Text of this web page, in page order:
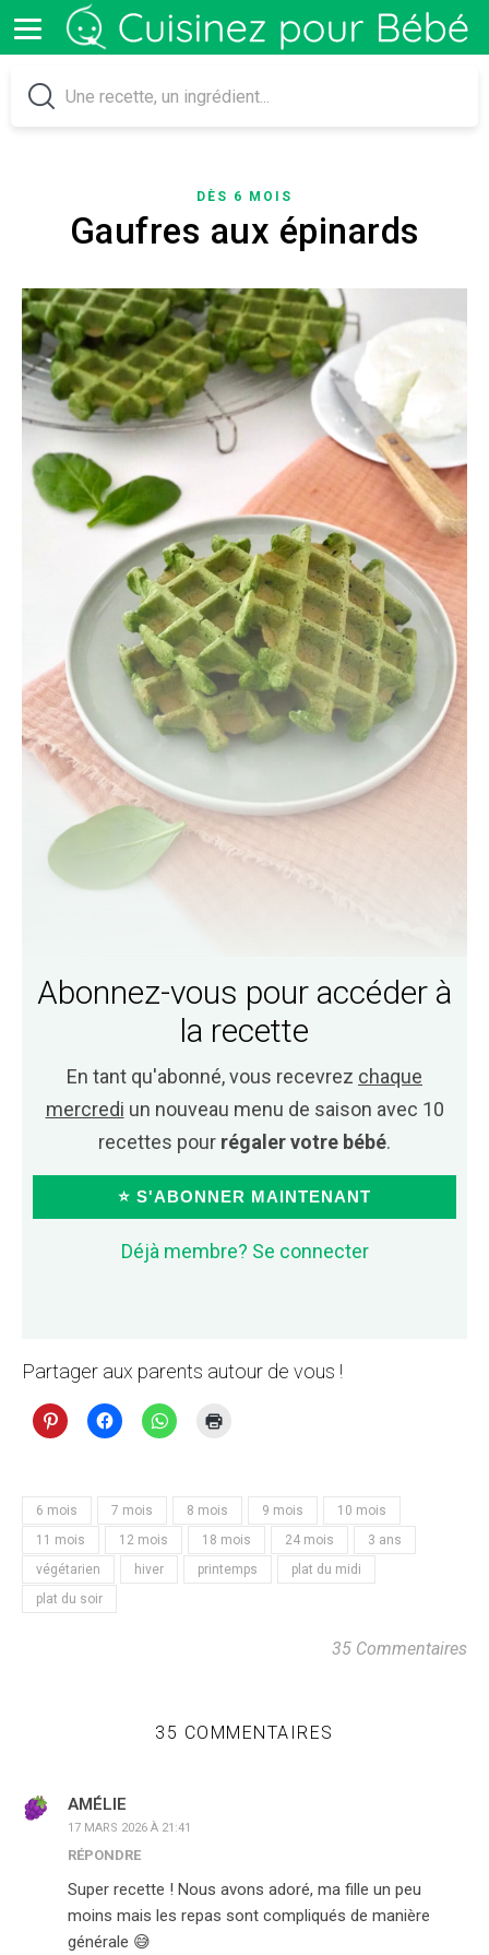
DÈS 6 MOIS
Gaufres aux épinards
Abonnez-vous pour accéder à
la recette
En tant qu'abonné, vous recevrez chaque
mercredi un nouveau menu de saison avec 10
recettes pour régaler votre bébé.
⭐ S'ABONNER MAINTENANT
Déjà membre? Se connecter
Partager aux parents autour de vous !
6 mois 7 mois 8 mois 9 mois
10 mois
11 mois
12 mois 18 mois 24 mois
3 ans
végétarien
hiver printemps
plat du midi
plat du soir
35 Commentaires
35 COMMENTAIRES
AMÉLIE
17 MARS 2026 À 21:41
RÉPONDRE
Super recette ! Nous avons adoré, ma fille un peu
moins mais les repas sont compliqués de manière
générale 😅